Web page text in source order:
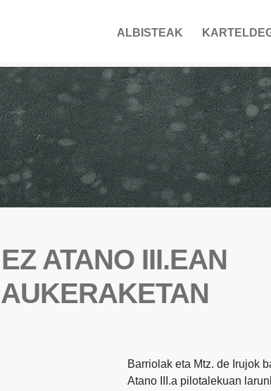
ALBISTEAK
ATANO III.EAN
Barriolak eta Mtz. de Irujok
Atano III.a pilotalekuan